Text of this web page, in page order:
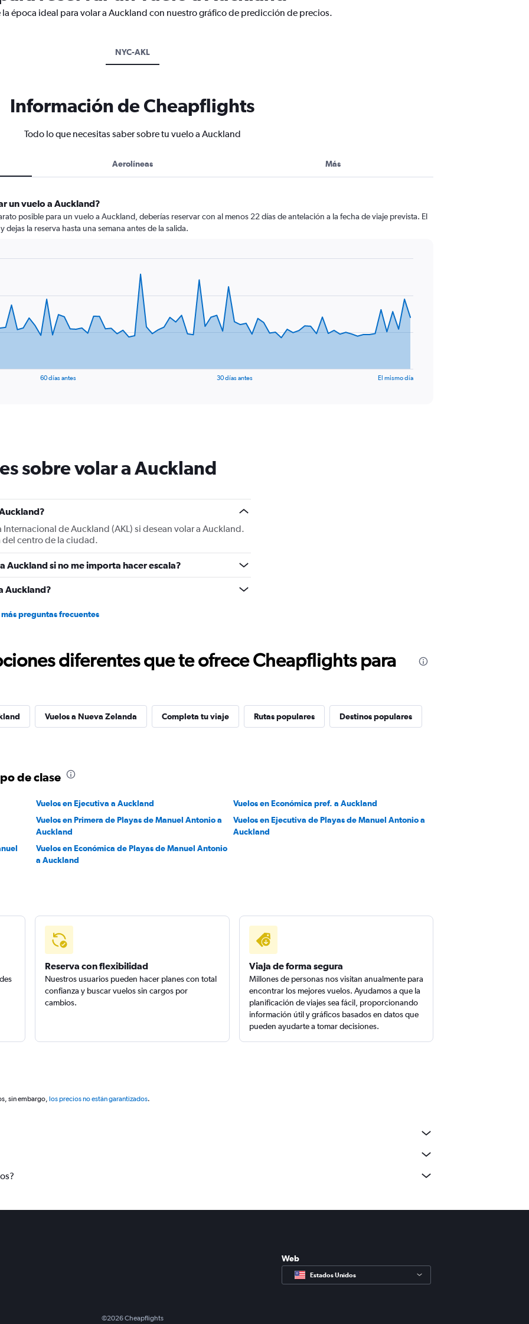
época ideal para volar a Auckland con nuestro gráfico de predicción de precios.
NYC-AKL
Información de Cheapflights
Todo lo que necesitas saber sobre tu vuelo a Auckland
Aerolíneas Más
un vuelo a Auckland?
posible para un vuelo a Auckland, deberías reservar con al menos 22 días de antelación a la fecha de viaje prevista. El
la reserva hasta una semana antes de la salida.
60 días antes 30 días antes El mismo día
sobre volar a Auckland
Internacional de Auckland (AKL) si desean volar a Auckland.
del centro de la ciudad.
Auckland si no me importa hacer escala?
Auckland?
más preguntas frecuentes
diferentes que te ofrece Cheapflights para
Vuelos a Nueva Zelanda Completa tu viaje Rutas populares Destinos populares
de clase
Vuelos en Ejecutiva a Auckland
Vuelos en Económica pref. a Auckland
Vuelos en Primera de Playas de Manuel Antonio a
Auckland
Vuelos en Ejecutiva de Playas de Manuel Antonio a
Auckland
Vuelos en Económica de Playas de Manuel Antonio
a Auckland
Reserva con flexibilidad
Nuestros usuarios pueden hacer planes con total
confianza y buscar vuelos sin cargos por
cambios.
Viaja de forma segura
Millones de personas nos visitan anualmente para
encontrar los mejores vuelos. Ayudamos a que la
planificación de viajes sea fácil, proporcionando
información útil y gráficos basados en datos que
pueden ayudarte a tomar decisiones.
sin embargo, los precios no están garantizados.
Web
Estados Unidos
©2026Cheapflights